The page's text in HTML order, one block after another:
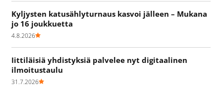
Kyljysten katusählyturnaus kasvoi jälleen – Mukana
jo 16 joukkuetta
4.8.2026
Iittiläisiä yhdistyksiä palvelee nyt digitaalinen
ilmoitustaulu
31.7.2026